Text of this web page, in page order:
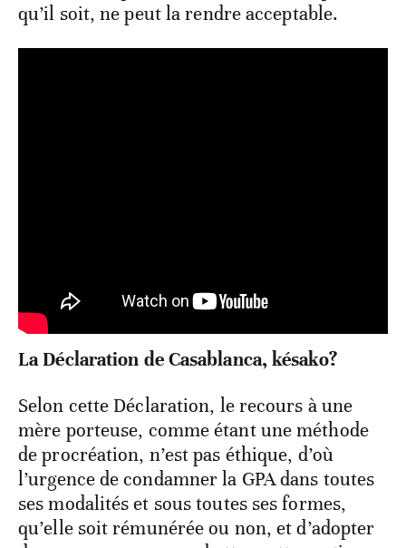
qu’il soit, ne peut la rendre acceptable.
La Déclaration de Casablanca, késako?
Selon cette Déclaration, le recours à une
mère porteuse, comme étant une méthode
de procréation, n’est pas éthique, d’où
l’urgence de condamner la GPA dans toutes
ses modalités et sous toutes ses formes,
qu’elle soit rémunérée ou non, et d’adopter